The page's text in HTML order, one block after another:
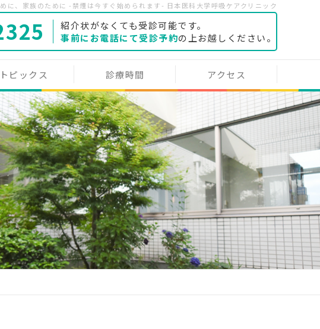
に、家族のために -禁煙は今すぐ始められます- 日本医科大学呼吸ケアクリニック
紹介状がなくても受診可能です。
事前にお電話にて受診予約の上お越しください。
トピックス 診療時間 アクセス